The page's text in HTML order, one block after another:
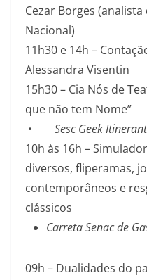
Cezar Borges
Nacional)
11h30 e 14h –
Alessandra Visentin
15h30 – Cia Nós de
que não tem Nome”
• Sesc Geek
10h às 16h –
diversos, fliperamas,
contemporâneos e
clássicos
Carreta Senac de
09h – Dualidades do